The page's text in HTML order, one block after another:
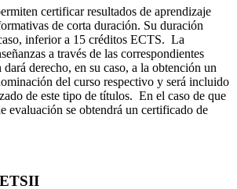
certificar resultados de aprendizaje
de corta duración. Su duración
inferior a 15 créditos ECTS. La
a través de las correspondientes
derecho, en su caso, a la obtención un
del curso respectivo y será incluido
de este tipo de títulos. En el caso de que
evaluación se obtendrá un certificado de